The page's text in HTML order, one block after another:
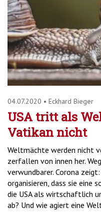
04.07.2020 • Eckhard Bieger
USA tritt als
Vatikan nicht
Weltmächte werden nicht
zerfallen von innen her.
verwundbarer. Corona
organisieren, dass sie eine
die USA als wirtschaftlich
ab? Und wie agiert eine